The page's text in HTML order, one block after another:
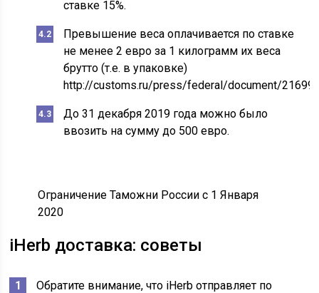
ставке 15%.
Превышение веса оплачивается по ставке
не менее 2 евро за 1 килограмм их веса
брутто (т.е. в упаковке)
http://customs.ru/press/federal/document/
До 31 декабря 2019 года можно было
ввозить на сумму до 500 евро.
Ограничение Таможни России с 1 Января
2020
iHerb доставка: советы
Обратите внимание, что iHerb отправляет по